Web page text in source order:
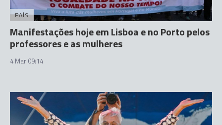
PAÍS
Manifestações hoje em Lisboa e no Porto pelos
professores e as mulheres
4 Mar 09:14